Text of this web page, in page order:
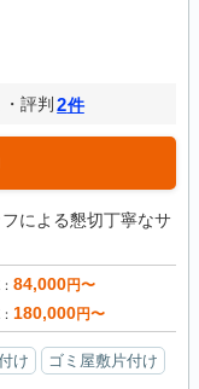
評判 2件
による懇切丁寧なサ
84,000円〜
180,000円〜
け
ゴミ屋敷片付け